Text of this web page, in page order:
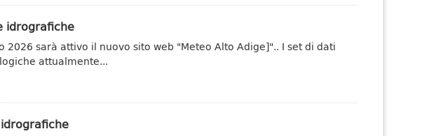
idrografiche
sarà attivo il nuovo sito web "Meteo Alto Adige]".. I set di dati
attualmente...